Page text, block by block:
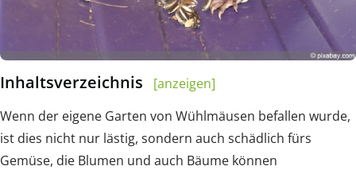
Inhaltsverzeichnis
[anzeigen]
Wenn der eigene Garten von Wühlmäusen befallen wurde,
ist dies nicht nur lästig, sondern auch schädlich fürs
Gemüse, die Blumen und auch Bäume können